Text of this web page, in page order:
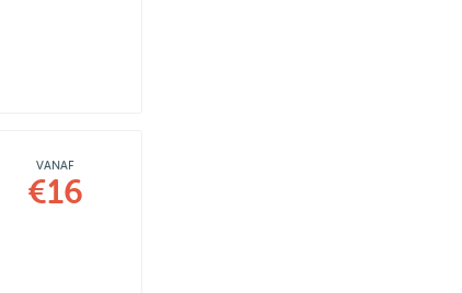
VANAF
€16